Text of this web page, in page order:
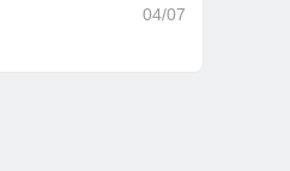
04/07